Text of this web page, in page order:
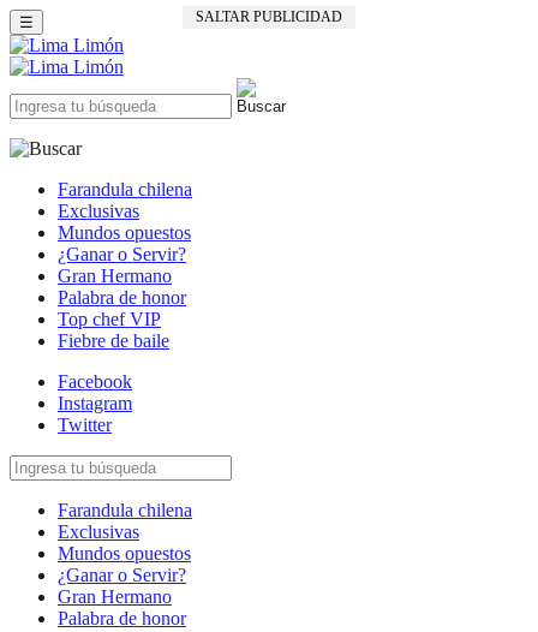
SALTAR PUBLICIDAD
☰
Farandula chilena
Exclusivas
Mundos opuestos
¿Ganar o Servir?
Gran Hermano
Palabra de honor
Top chef VIP
Fiebre de baile
Facebook
Instagram
Twitter
Farandula chilena
Exclusivas
Mundos opuestos
¿Ganar o Servir?
Gran Hermano
Palabra de honor